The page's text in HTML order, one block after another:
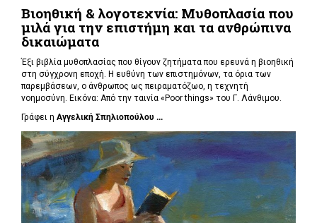
Βιοηθική & λογοτεχνία: Μυθοπλασία που
μιλά για την επιστήμη και τα ανθρώπινα
δικαιώματα
Έξι βιβλία μυθοπλασίας που θίγουν ζητήματα που ερευνά η βιοηθική
στη σύγχρονη εποχή. Η ευθύνη των επιστημόνων, τα όρια των
παρεμβάσεων, ο άνθρωπος ως πειραματόζωο, η τεχνητή
νοημοσύνη. Εικόνα: Από την ταινία «Poor things» του Γ. Λάνθιμου.
Γράφει η Αγγελική Σπηλιοπούλου ...